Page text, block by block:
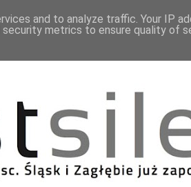
and to analyze traffic. Your IP
metrics to ensure quality of